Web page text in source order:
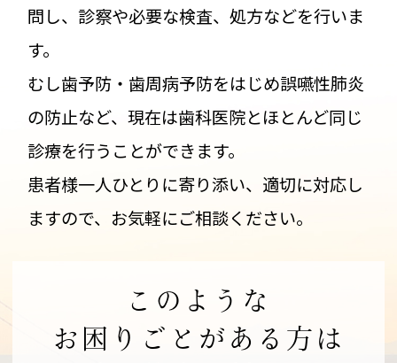
問し、診察や必要な検査、処方などを行いま
す。
むし歯予防・歯周病予防をはじめ誤嚥性肺炎
の防止など、現在は歯科医院とほとんど同じ
診療を行うことができます。
患者様一人ひとりに寄り添い、適切に対応し
ますので、お気軽にご相談ください。
このような
お困りごとがある方は